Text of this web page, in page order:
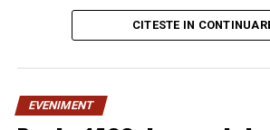
„corect” depinde mult de context, de
pavilionul și de ce condiții meteo ai
materialului mai mult
CITESTE IN
EVENIMENT